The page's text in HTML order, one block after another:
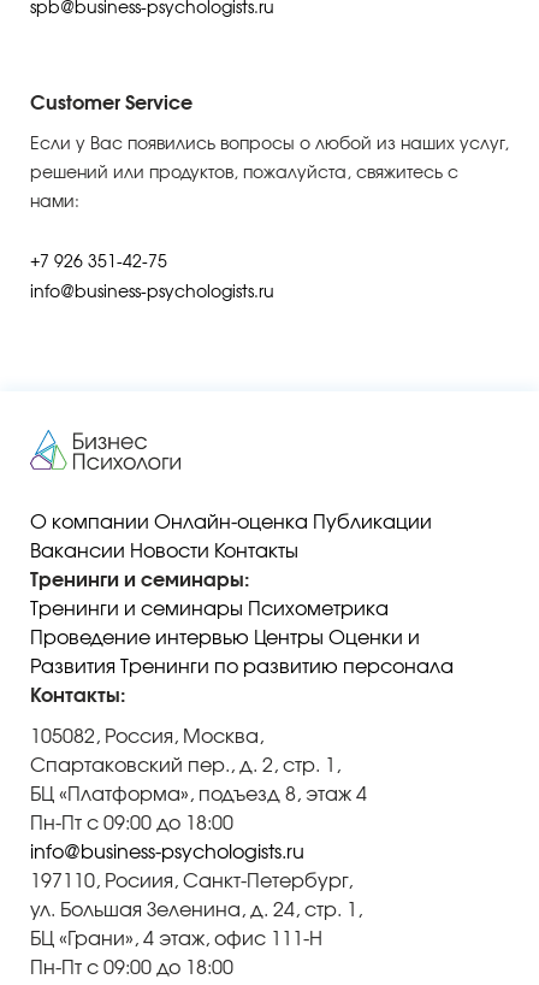
spb@business-psychologists.ru
Customer Service
Если у Вас появились вопросы о любой из наших услуг,
решений или продуктов, пожалуйста, свяжитесь с
нами:
+7 926 351-42-75
info@business-psychologists.ru
О компании Онлайн-оценка Публикации
Вакансии Новости Контакты
Тренинги и семинары:
Тренинги и семинары Психометрика
Проведение интервью Центры Оценки и
Развития Тренинги по развитию персонала
Контакты:
105082, Россия, Москва,
Спартаковский пер., д. 2, стр. 1,
БЦ «Платформа», подъезд 8, этаж 4
Пн-Пт с 09:00 до 18:00
info@business-psychologists.ru
197110, Росиия, Санкт-Петербург,
ул. Большая Зеленина, д. 24, стр. 1,
БЦ «Грани», 4 этаж, офис 111-Н
Пн-Пт с 09:00 до 18:00